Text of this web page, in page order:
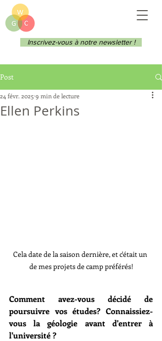
Inscrivez-vous à notre newsletter !
Post
Ellen Perkins
24 févr. 2025 9 min de lecture
Cela date de la saison dernière, et c'était un
de mes projets de camp préférés!
Comment avez-vous décidé de
poursuivre vos études? Connaissiez-
vous la géologie avant d'entrer à
l'université ?